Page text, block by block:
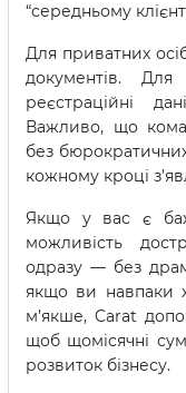
“середньому
Для приватних
документів.
реєстраційні
Важливо, що
без
кожному кроці
Якщо у вас є
можливість
одразу — без
якщо ви навпаки
м’якше, Carat
щоб щомісячні
розвиток бізнесу.